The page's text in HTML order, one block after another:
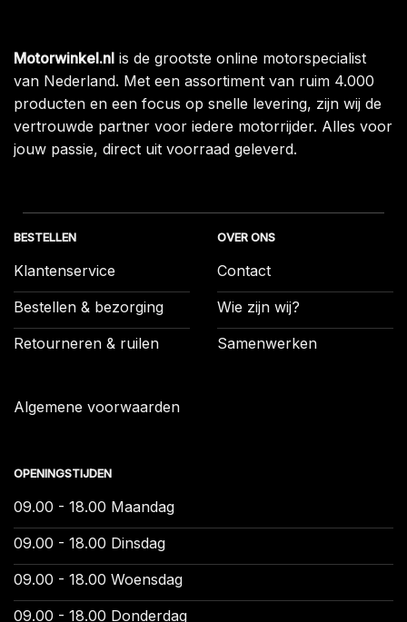
Motorwinkel.nl is de grootste online motorspecialist
van Nederland. Met een assortiment van ruim 4.000
producten en een focus op snelle levering, zijn wij de
vertrouwde partner voor iedere motorrijder. Alles voor
jouw passie, direct uit voorraad geleverd.
BESTELLEN
Klantenservice
Bestellen & bezorging
Retourneren & ruilen
Algemene voorwaarden
OVER ONS
Contact
Wie zijn wij?
Samenwerken
OPENINGSTIJDEN
09.00 - 18.00 Maandag
09.00 - 18.00 Dinsdag
09.00 - 18.00 Woensdag
09.00 - 18.00 Donderdag